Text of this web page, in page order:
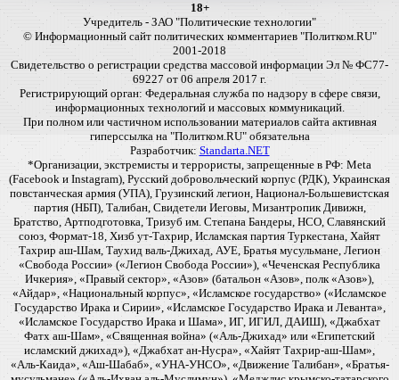
18+
Учредитель - ЗАО "Политические технологии"
© Информационный сайт политических комментариев "Политком.RU"
2001-2018
Свидетельство о регистрации средства массовой информации Эл № ФС77-
69227 от 06 апреля 2017 г.
Регистрирующий орган: Федеральная служба по надзору в сфере связи,
информационных технологий и массовых коммуникаций.
При полном или частичном использовании материалов сайта активная
гиперссылка на "Политком.RU" обязательна
Разработчик: Standarta.NET
*Организации, экстремисты и террористы, запрещенные в РФ: Meta
(Facebook и Instagram), Русский добровольческий корпус (РДК), Украинская
повстанческая армия (УПА), Грузинский легион, Национал-Большевистская
партия (НБП), Талибан, Свидетели Иеговы, Мизантропик Дивижн,
Братство, Артподготовка, Тризуб им. Степана Бандеры, НСО, Славянский
союз, Формат-18, Хизб ут-Тахрир, Исламская партия Туркестана, Хайят
Тахрир аш-Шам, Таухид валь-Джихад, АУЕ, Братья мусульмане, Легион
«Свобода России» («Легион Свобода России»), «Чеченская Республика
Ичкерия», «Правый сектор», «Азов» (батальон «Азов», полк «Азов»),
«Айдар», «Национальный корпус», «Исламское государство» («Исламское
Государство Ирака и Сирии», «Исламское Государство Ирака и Леванта»,
«Исламское Государство Ирака и Шама», ИГ, ИГИЛ, ДАИШ), «Джабхат
Фатх аш-Шам», «Священная война» («Аль-Джихад» или «Египетский
исламский джихад»), «Джабхат ан-Нусра», «Хайят Тахрир-аш-Шам»,
«Аль-Каида», «Аш-Шабаб», «УНА-УНСО», «Движение Талибан», «Братья-